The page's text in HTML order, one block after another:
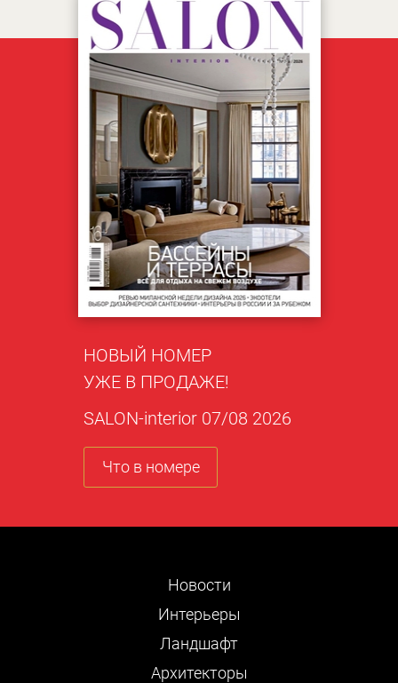
НОВЫЙ НОМЕР
УЖЕ В ПРОДАЖЕ!
SALON-interior 07/08 2026
Что в номере
Новости
Интерьеры
Ландшафт
Архитекторы